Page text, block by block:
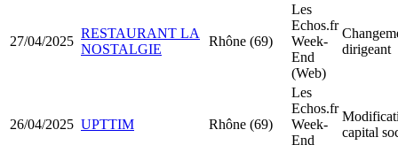
27/04/2025
RESTAURANT LA
NOSTALGIE
Rhône (69)
Les
Echos.fr
Week-
End
(Web)
dirigeant
26/04/2025 UPTTIM Rhône (69)
Les
Echos.fr
Week-
End
capital